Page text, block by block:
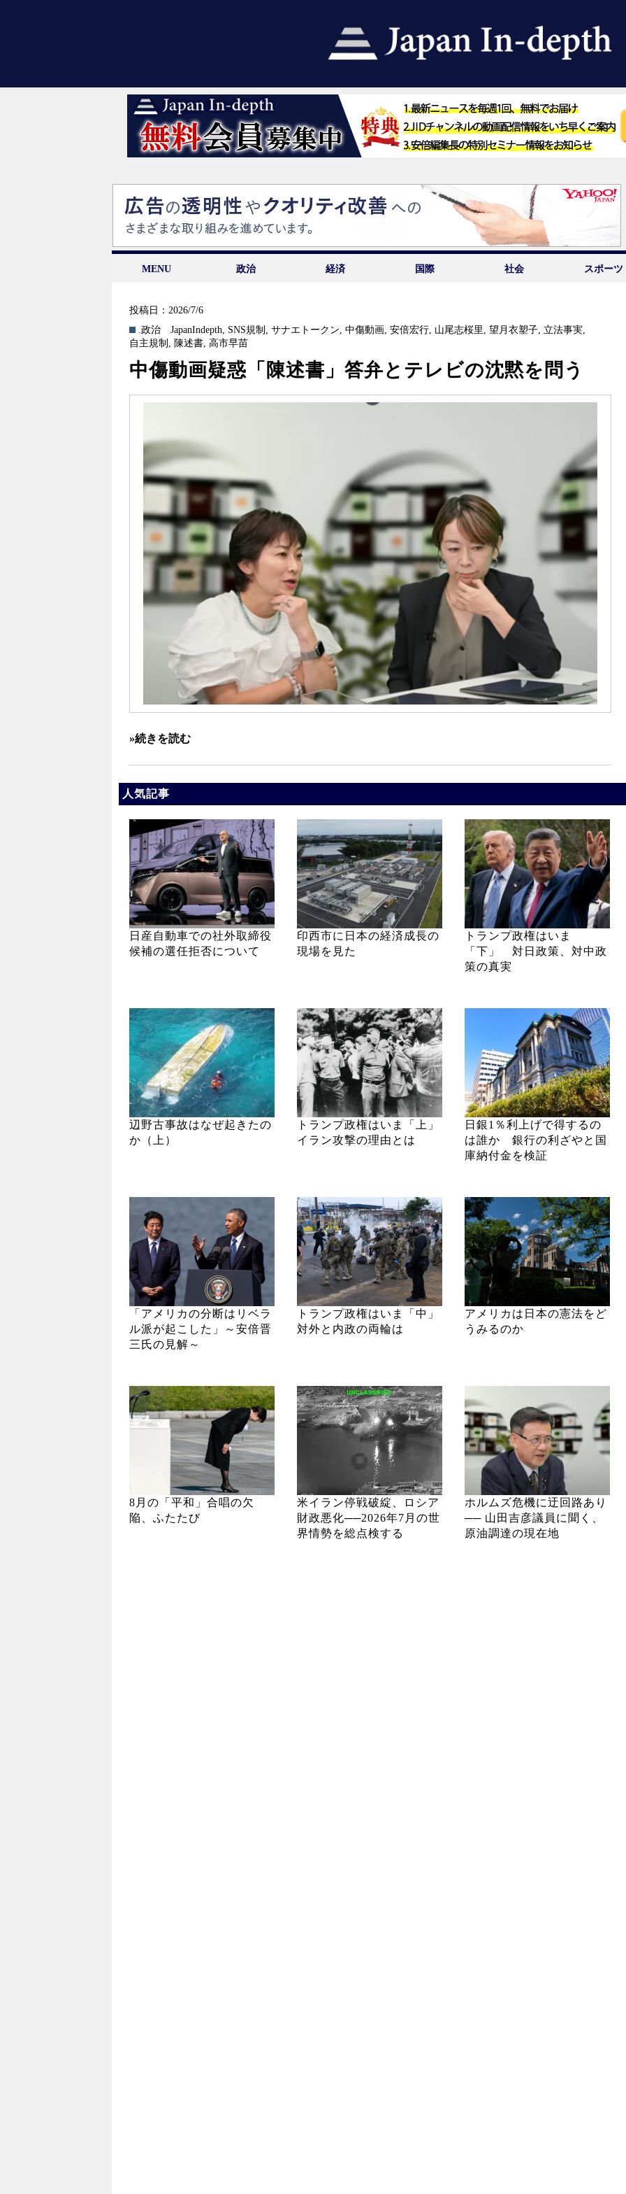
MENU 政治 経済 国際 社会 スポーツ
投稿日：2026/7/6
.政治
JapanIndepth, SNS規制 ,サナエトークン,中傷動画,安倍宏行, 山尾志桜里 ,望月衣塑子, 立法事実,
自主規制 , 陳述書, 高市早苗
中傷動画疑惑「陳述書」答弁とテレビの沈黙を問う
»続きを読む
人気記事
日産自動車での社外取締役
候補の選任拒否について
印西市に日本の経済成長の
現場を見た
トランプ政権はいま
「下」 対日政策、対中政
策の真実
辺野古事故はなぜ起きたの
か（上）
トランプ政権はいま「上」
イラン攻撃の理由とは
日銀1％利上げで得するの
は誰か 銀行の利ざやと国
庫納付金を検証
「アメリカの分断はリベラ
ル派が起こした」～安倍晋
三氏の見解～
トランプ政権はいま「中」
対外と内政の両輪は
アメリカは日本の憲法をど
うみるのか
8月の「平和」合唱の欠
陥、ふたたび
米イラン停戦破綻、ロシア
財政悪化──2026年7月の世
界情勢を総点検する
ホルムズ危機に迂回路あり
── 山田吉彦議員に聞く、
原油調達の現在地